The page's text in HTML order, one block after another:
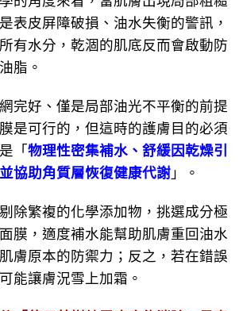
表皮屏障破損、油水失衡的警訊，
有水分，乾涸的肌底反而會啟動防
脂。
好、僅是局部油光不平衡的前提
是可行的，但這時的護膚目的必須
「 物理性密集補水、舒緩因乾燥引
協助角質層恢復健康代謝 」。
繁複的化學添加物，挑選成分極
膜，適度補水能幫助肌膚重回油水
膚原本的防禦力；反之，若在錯誤
能讓膚況雪上加霜。